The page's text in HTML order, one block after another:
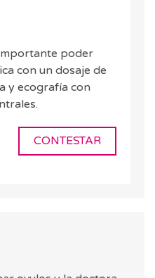
poder
con un dosaje de
y ecografía con
CONTESTAR